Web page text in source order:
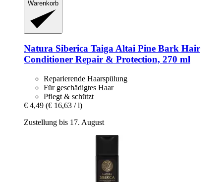
Warenkorb
Natura Siberica Taiga Altai Pine Bark Hair
Conditioner Repair & Protection, 270 ml
Reparierende Haarspülung
Für geschädigtes Haar
Pflegt & schützt
€ 4,49 (€ 16,63 / l)
Zustellung bis 17. August